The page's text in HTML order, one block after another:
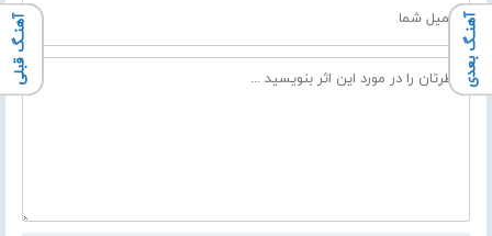
آهنـگ بعدی آهنـگ قبلی